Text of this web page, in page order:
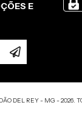
E
DEL REY - MG - 2026.